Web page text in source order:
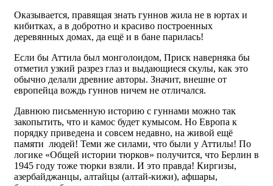
Оказывается, правящая знать гуннов жила не в юртах и
кибитках, а в добротно и красиво построенных
деревянных домах, да ещё и в бане парилась!
Если бы Аттила был монголоидом, Приск наверняка бы
отметил узкий разрез глаз и выдающиеся скулы, как это
обычно делали древние авторы. Значит, внешне от
европейца вождь гуннов ничем не отличался.
Давнюю письменную историю с гуннами можно так
закопытить, что и камос будет кумысом. Но Европа к
порядку приведена и совсем недавно, на живой ещё
памяти людей! Теми же силами, что были у Аттилы! По
логике «Общей истории тюрков» получится, что Берлин в
1945 году тоже тюрки взяли. И это правда! Киргизы,
азербайджанцы, алтайцы (алтай-кижи), афшары,